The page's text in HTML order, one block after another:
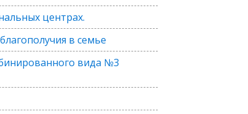
центрах.
в семье
вида №3